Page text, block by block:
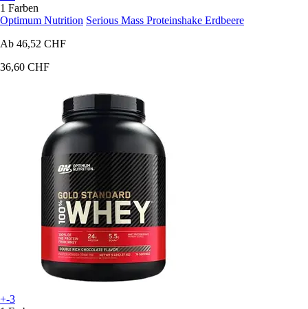
1 Farben
Optimum Nutrition Serious Mass Proteinshake Erdbeere
Ab 46,52 CHF
36,60 CHF
+-3